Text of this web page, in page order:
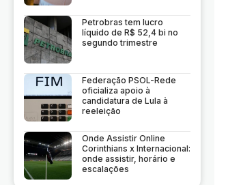
Petrobras tem lucro
líquido de R$ 52,4 bi no
segundo trimestre
Federação PSOL-Rede
oficializa apoio à
candidatura de Lula à
reeleição
Onde Assistir Online
Corinthians x Internacional:
onde assistir, horário e
escalações